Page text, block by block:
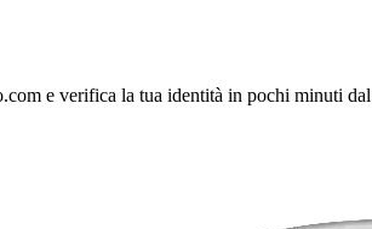
e verifica la tua identità in pochi minuti dal